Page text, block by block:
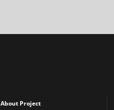
About Project